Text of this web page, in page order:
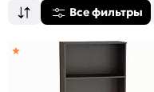
Все фильтры